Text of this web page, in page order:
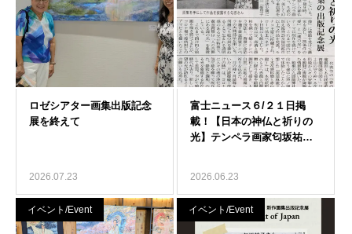
2026.07.23 2026.06.23
イベント/Event イベント/Event